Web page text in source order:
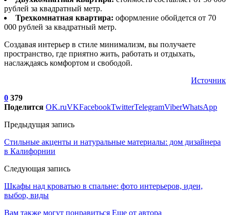
рублей за квадратный метр.
Трехкомнатная квартира: оформление обойдется от 70
000 рублей за квадратный метр.
Создавая интерьер в стиле минимализм, вы получаете
пространство, где приятно жить, работать и отдыхать,
наслаждаясь комфортом и свободой.
Источник
0 379
Поделится OK.ruVKFacebookTwitterTelegramViberWhatsApp
Предыдущая запись
Стильные акценты и натуральные материалы: дом дизайнера
в Калифорнии
Следующая запись
Шкафы над кроватью в спальне: фото интерьеров, идеи,
выбор, виды
Вам также могут понравиться Еще от автора